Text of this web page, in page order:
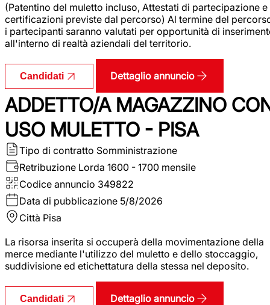
(Patentino del muletto incluso, Attestati di partecipazione e
certificazioni previste dal percorso) Al termine del
i partecipanti saranno valutati per opportunità di
all'interno di realtà aziendali del territorio.
Candidati Dettaglio annuncio
ADDETTO/A MAGAZZINO
USO MULETTO - PISA
Tipo di contratto Somministrazione
Retribuzione Lorda 1600 - 1700 mensile
Codice annuncio 349822
Data di pubblicazione 5/8/2026
Città Pisa
La risorsa inserita si occuperà della movimentazione della
merce mediante l'utilizzo del muletto e dello stoccaggio,
suddivisione ed etichettatura della stessa nel deposito.
Candidati Dettaglio annuncio